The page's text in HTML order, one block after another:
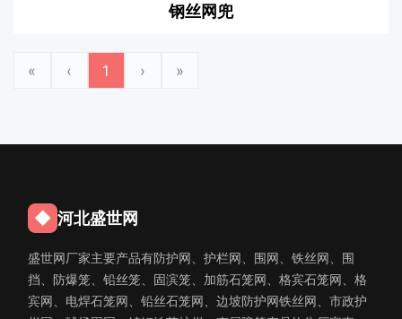
钢丝网兜
« ‹ 1 › »
◆ 河北盛世网
盛世网厂家主要产品有防护网、护栏网、围网、铁丝网、围
挡、防爆笼、铅丝笼、固滨笼、加筋石笼网、格宾石笼网、格
宾网、电焊石笼网、铅丝石笼网、边坡防护网铁丝网、市政护